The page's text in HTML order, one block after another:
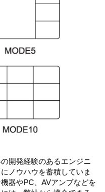
開発経験のあるエンジニ
ノウハウを蓄積していま
器やPC、AVアンブなどを